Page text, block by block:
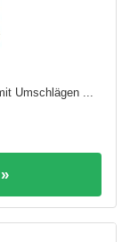
Umschlägen ...